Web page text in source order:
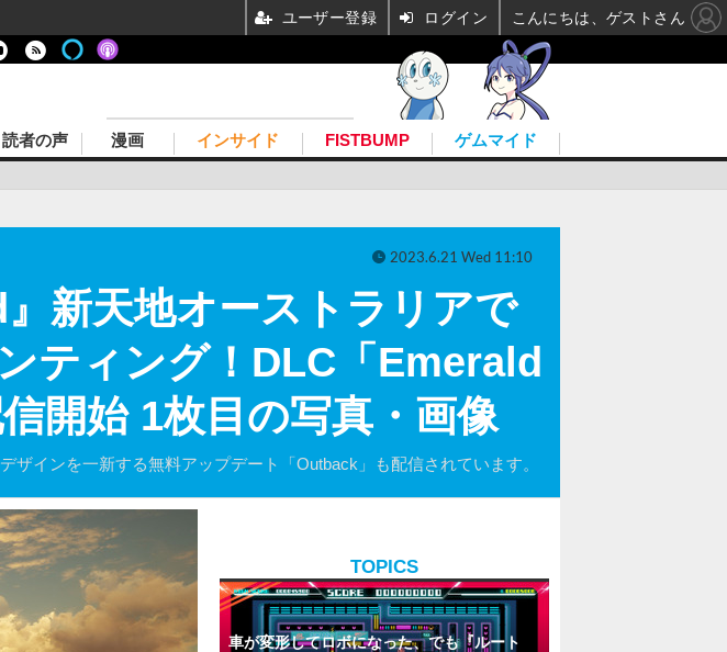
読者の声 漫画 インサイド FISTBUMP ゲムマイド
新天地オーストラリアで
ティング！DLC「Emerald
開始 1枚目の写真・画像
インを一新する無料アップデート「Outback」も配信されています。
2023.6.21 Wed 11:10
TOPICS
車が変形してロボになった、でも『ルート
ユーザー登録 ログイン こんにちは、ゲストさん